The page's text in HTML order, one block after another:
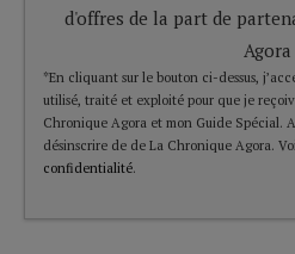
d'offres de la part de
Agora
*En cliquant sur le bouton ci-dessus,
utilisé, traité et exploité pour que je
Chronique Agora et mon Guide Spécial.
désinscrire de de La Chronique Agora.
confidentialité.